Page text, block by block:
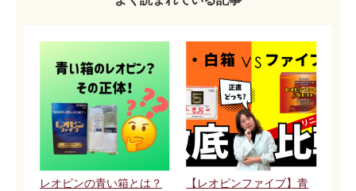
レオピンの青い箱とは？
【レオピンファイブ】青